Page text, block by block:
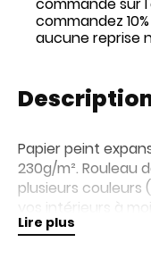
commandez
aucune reprise
Papier peint
230g/m². Rouleau
plusieurs couleurs
vos intérieurs à
Lire plus